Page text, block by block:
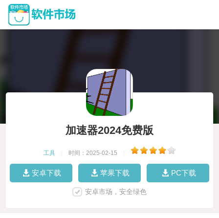
加速器2024免费版
工具 时间：2025-02-15
安卓下载 苹果下载 PC下载
安卓市场，安全绿色